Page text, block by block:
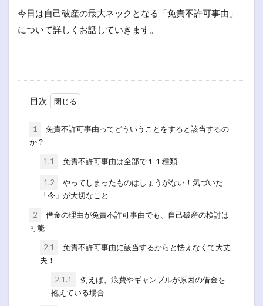
今日は自己破産の最大ネックとなる「免責不許可事由」
について詳しくお話していきます。
目次
1
免責不許可事由ってどういうことをすると該当するの
か？
1.1 免責不許可事由は全部で１１種類
1.2
やってしまったものはしょうがない！気づいた
「今」が大切なこと
2
借金の理由が免責不許可事由でも、自己破産の検討は
可能
2.1
免責不許可事由に該当するからと怯えなくて大丈
夫！
2.1.1
例えば、浪費やギャンブルが原因の借金を
抱えている場合